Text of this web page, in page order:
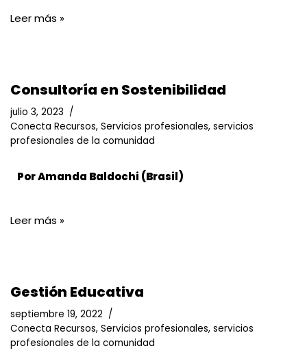
Leer más »
Consultoría en Sostenibilidad
julio 3, 2023
Conecta Recursos, Servicios profesionales, servicios
profesionales de la comunidad
Por Amanda Baldochi (Brasil)
Leer más »
Gestión Educativa
septiembre 19, 2022
Conecta Recursos, Servicios profesionales, servicios
profesionales de la comunidad